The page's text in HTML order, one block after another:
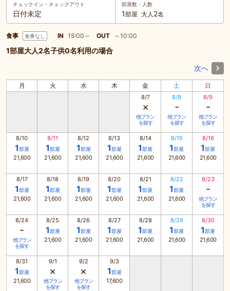
チェックイン・ チェックアウト
日付未定
部屋数・人数
1部屋 大人 2名
食事 食事なし IN 15:00～ OUT ～10:00
1部屋大人2名子供0名利用の場合
次へ
月 火 水 木 金 土 日
8/7
×
他プラン
を探す
8/8
-
他プラン
を探す
8/9
-
他プラン
を探す
8/10
1部屋
21,600
8/11
1部屋
21,600
8/12
1部屋
21,600
8/13
1部屋
21,600
8/14
1部屋
21,600
8/15
1部屋
21,600
8/16
1部屋
21,600
8/17
1部屋
21,600
8/18
1部屋
21,600
8/19
1部屋
21,600
8/20
1部屋
21,600
8/21
1部屋
21,600
8/22
1部屋
21,600
8/23
-
他プラン
を探す
8/24
-
他プラン
を探す
8/25
1部屋
21,600
8/26
1部屋
21,600
8/27
1部屋
21,600
8/28
1部屋
21,600
8/29
1部屋
21,600
8/30
1部屋
21,600
8/31
1部屋
21,600
9/1
×
他プラン
を探す
9/2
×
他プラン
を探す
9/3
1部屋
17,600